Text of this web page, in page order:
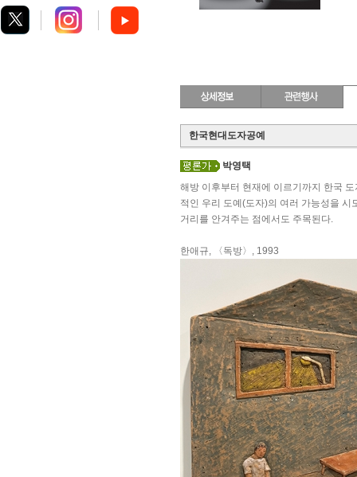
한국현대도자공예
박영택
해방 이후부터 현재에 이르기까지 한국
적인 우리 도예(도자)의 여러 가능성을
거리를 안겨주는 점에서도 주목된다.
한애규, 〈독방〉, 1993